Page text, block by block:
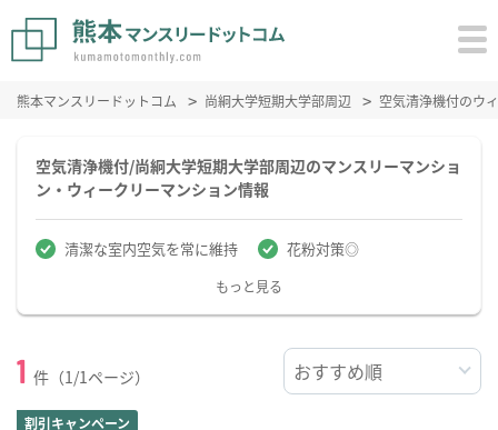
熊本マンスリードットコム 尚絅大学短期大学部周辺 空気清浄機付のウ
空気清浄機付/尚絅大学短期大学部周辺のマンスリーマンショ
ン・ウィークリーマンション情報
清潔な室内空気を常に維持 花粉対策◎
もっと見る
1 件（1/1ページ）
割引キャンペーン